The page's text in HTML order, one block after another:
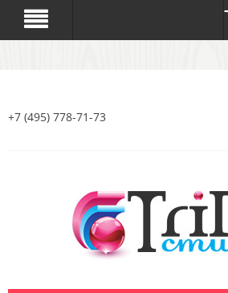
+7 (495) 778-71-73